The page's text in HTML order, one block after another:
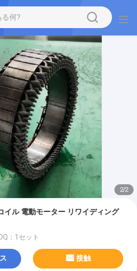
2/2
イル 電動モーター リワイディング
：1セット
接触